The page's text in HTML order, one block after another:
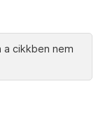
cikkben nem